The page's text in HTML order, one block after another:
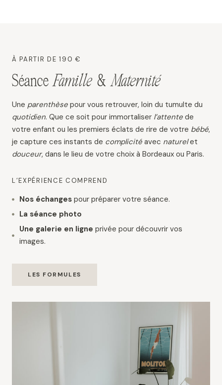
À PARTIR DE 190 €
Séance Famille & Maternité
Une parenthèse pour vous retrouver, loin du tumulte du
quotidien. Que ce soit pour immortaliser l’attente de
votre enfant ou les premiers éclats de rire de votre bébé,
je capture ces instants de complicité avec naturelet
douceur, dans le lieu de votre choix à Bordeaux ou Paris.
L’EXPÉRIENCE COMPREND
Nos échanges pour préparer votre séance.
La séance photo
Une galerie en ligne privée pour découvrir vos
images.
LES FORMULES